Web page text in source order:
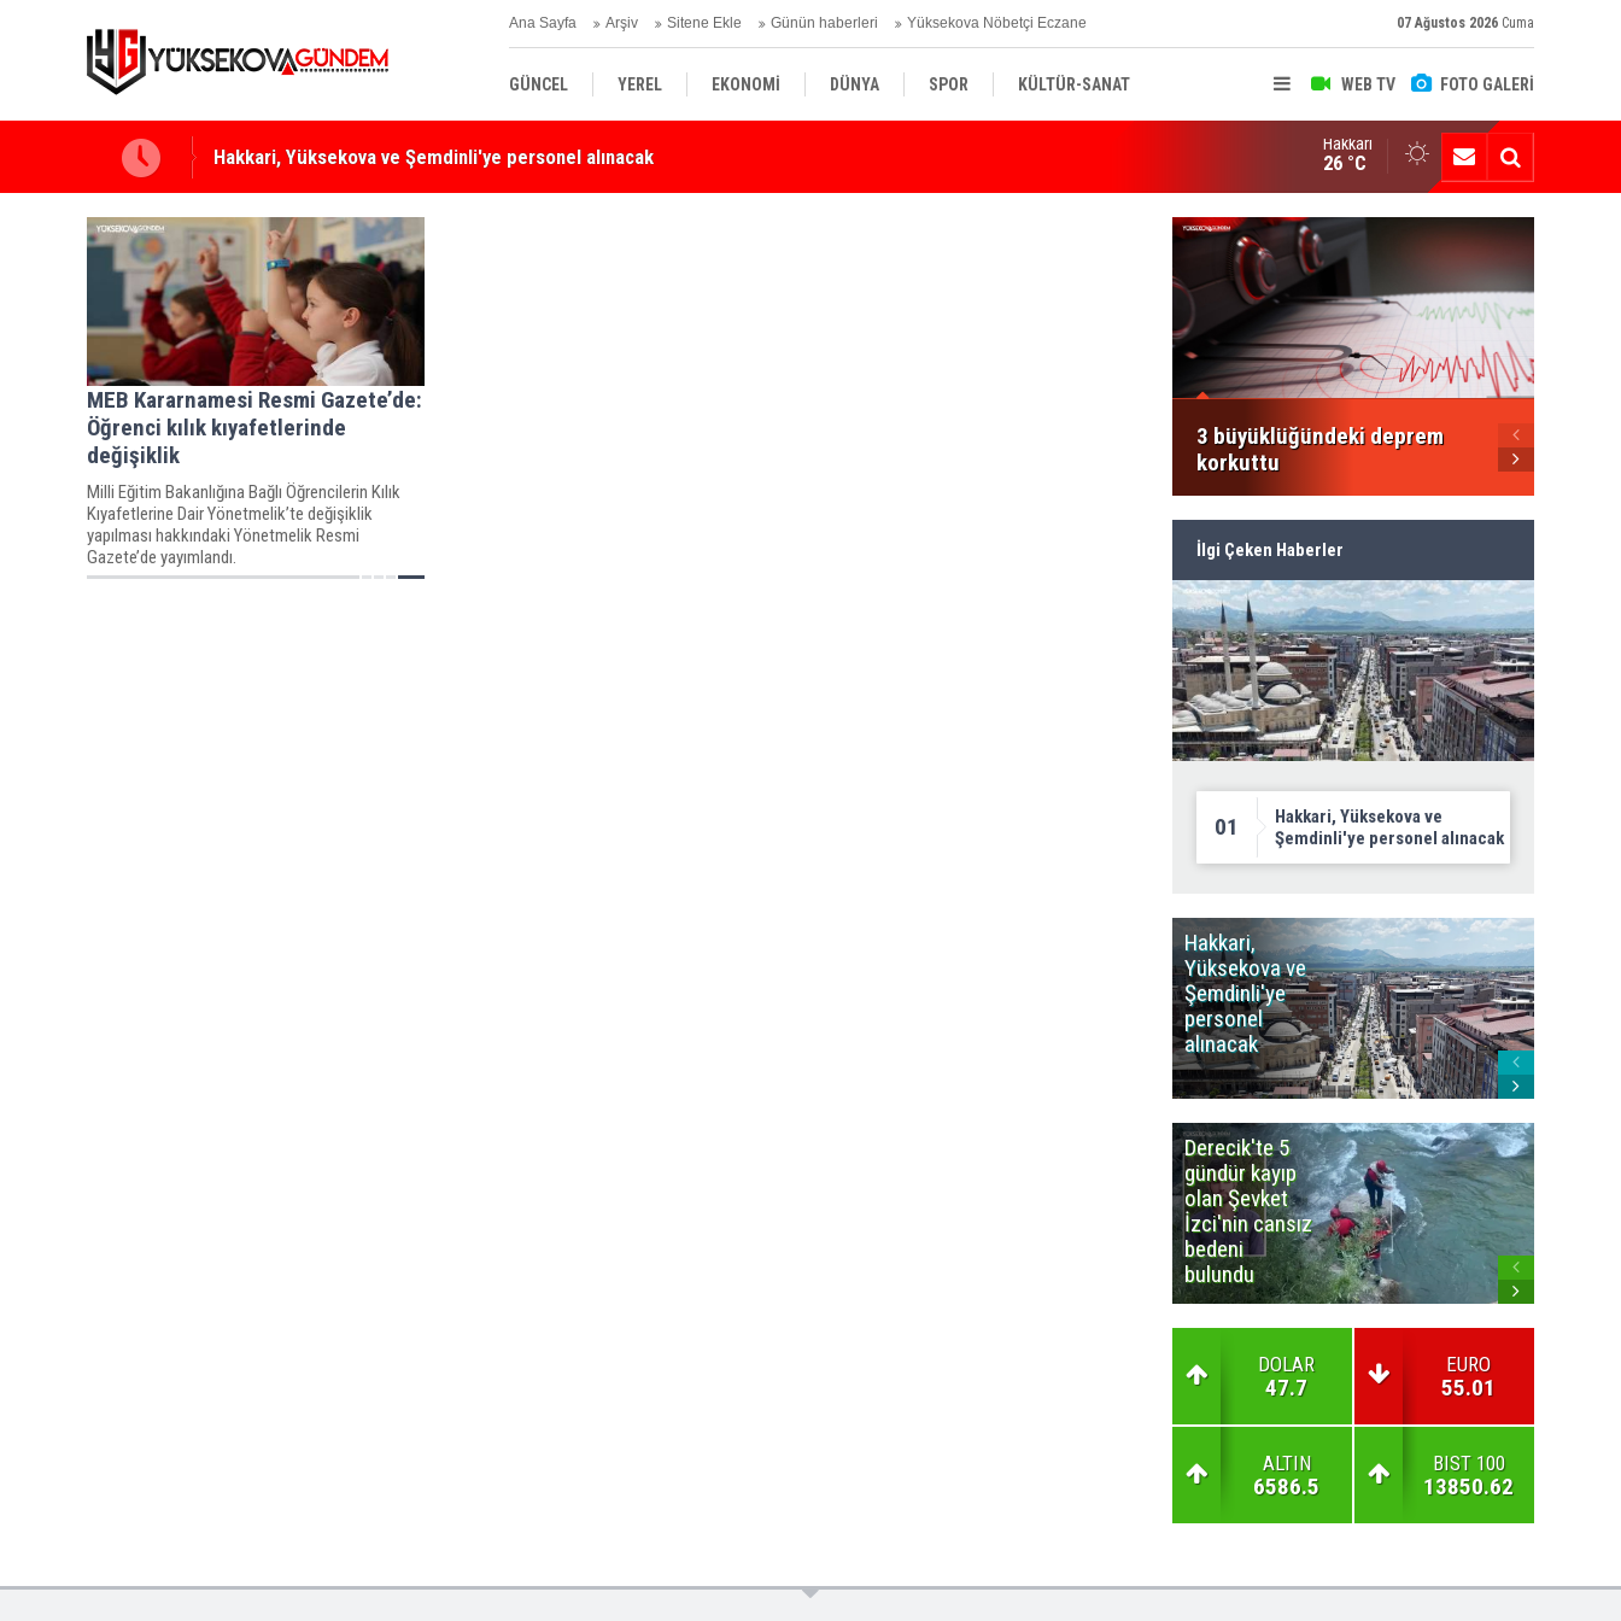
Ana Sayfa Arşiv Sitene Ekle Günün haberleri Yüksekova Nöbetçi Eczane 07 Ağustos 2026 Cuma
WEB TV FOTO GALERİ
GÜNCEL YEREL EKONOMİ DÜNYA SPOR KÜLTÜR-SANAT
SİYASET TEKNOLOJİ
Hakkari, Yüksekova ve Şemdinli'ye personel alınacak Yüksekova Ziraat Odası'ndan Yangınlara Karşı Duyarlılık Çağrısı
Hakkari
26 °C
MEB Kararnamesi Resmi Gazete’de:
Öğrenci kılık kıyafetlerinde
değişiklik
Milli Eğitim Bakanlığına Bağlı Öğrencilerin Kılık
Kıyafetlerine Dair Yönetmelik’te değişiklik
yapılması hakkındaki Yönetmelik Resmi
Gazete’de yayımlandı.
3 büyüklüğündeki deprem
korkuttu
İlgi Çeken Haberler
01
Hakkari, Yüksekova ve
Şemdinli'ye personel alınacak
Hakkari,
Yüksekova ve
Şemdinli'ye
personel
alınacak
Derecik'te 5
gündür kayıp
olan Şevket
İzci'nin cansız
bedeni
bulundu
DOLAR
47.7
EURO
55.01
ALTIN
6586.5
BIST 100
13850.62